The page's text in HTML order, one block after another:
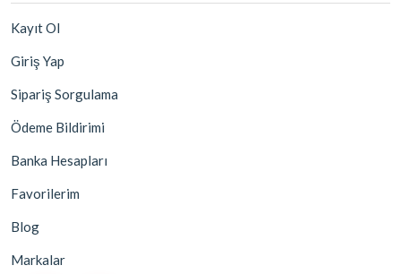
Kayıt Ol
Giriş Yap
Sipariş Sorgulama
Ödeme Bildirimi
Banka Hesapları
Favorilerim
Blog
Markalar